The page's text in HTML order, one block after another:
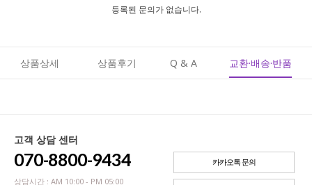
등록된 문의가 없습니다.
상품상세 상품후기 Q & A 교환·배송·반품
고객 상담 센터
070-8800-9434
상담시간 : AM 10:00 - PM 05:00
카카오톡 문의